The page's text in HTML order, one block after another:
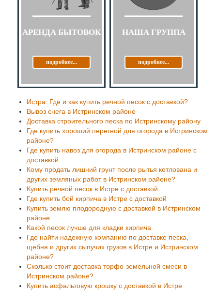
АРЕНДА БЫТОВОК
подробнее...
НАША ГРУППА
подробнее...
Истра. Где и как купить речной песок с доставкой?
Вывоз снега в Истринском районе
Доставка строительного песка по Истринскому району
Где купить хороший перегной для огорода в Истринском
районе?
Где купить навоз для огорода в Истринском районе с
доставкой
Кому продать лишний грунт после рытья котлована и
других земляных работ в Истринском районе?
Купить речной песок в Истре с доставкой
Где купить бой кирпича в Истре с доставкой
Купить землю плодородную с доставкой в Истринском
районе
Какой песок лучше для кладки кирпича
Где найти надежную компанию по доставке песка,
щебня и других сыпучих грузов в Истре и Истринском
районе?
Сколько стоит доставка торфо-земельной смеси в
Истринском районе?
Купить асфальтовую крошку с доставкой в Истре